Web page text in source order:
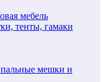
мебель
тенты, гамаки
мешки и